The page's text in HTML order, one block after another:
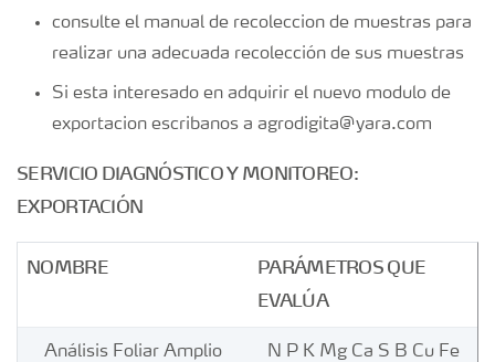
consulte el manual de recoleccion de muestras para
realizar una adecuada recolección de sus muestras
Si esta interesado en adquirir el nuevo modulo de
exportacion escribanos a agrodigita@yara.com
SERVICIO DIAGNÓSTICO Y MONITOREO:
EXPORTACIÓN
NOMBRE
PARÁMETROS QUE
EVALÚA
Análisis Foliar Amplio
N P K Mg Ca S B Cu Fe